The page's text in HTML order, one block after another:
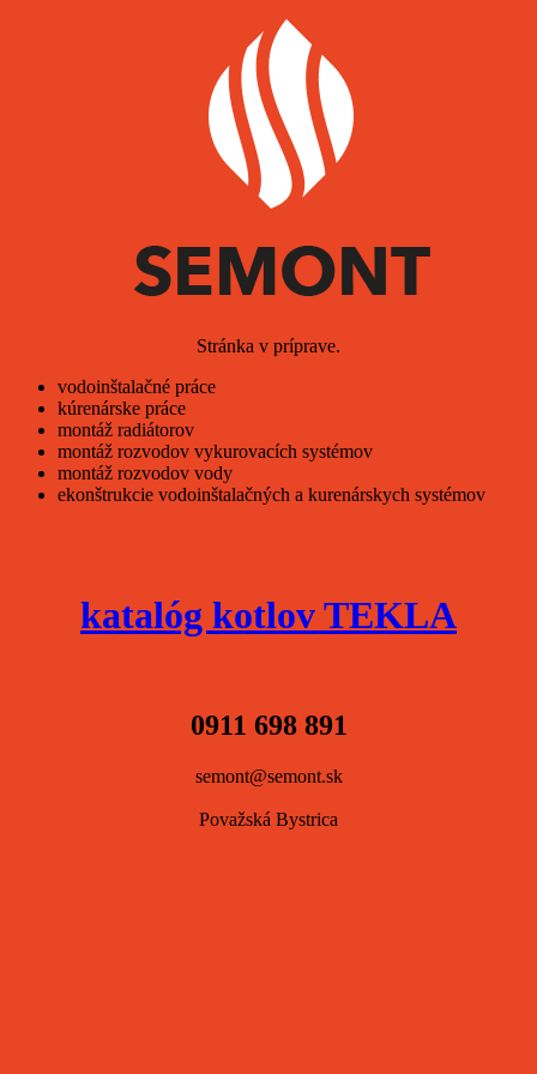
Stránka v príprave.
vodoinštalačné práce
kúrenárske práce
montáž radiátorov
montáž rozvodov vykurovacích systémov
montáž rozvodov vody
ekonštrukcie vodoinštalačných a kurenárskych systémov
katalóg kotlov TEKLA
0911 698 891
semont@semont.sk
Považská Bystrica